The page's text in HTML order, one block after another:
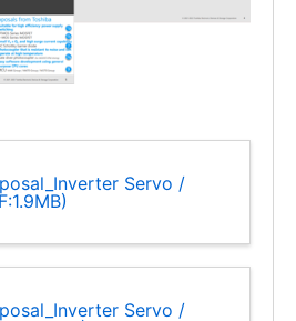
Servo /
Servo /